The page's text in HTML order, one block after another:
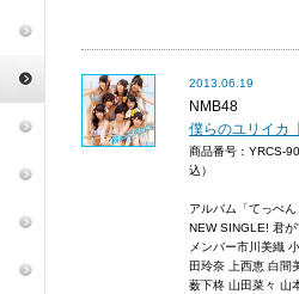
2013.06.19
NMB48
僕らのユリイカ
商品番号：YRCS-
込）
アルバム「てっぺ
NEW SINGLE! 君
メンバー市川美織
田玲奈 上西恵 白間
薮下柊 山田菜々 山